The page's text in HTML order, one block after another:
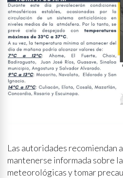
Las autoridades recomiendan
mantenerse informada sobre
meteorológicas y tomar